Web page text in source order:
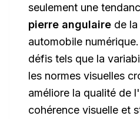
seulement une
pierre angulaire de
automobile
défis tels que la
les normes visuelles
améliore la qualité de
cohérence visuelle et